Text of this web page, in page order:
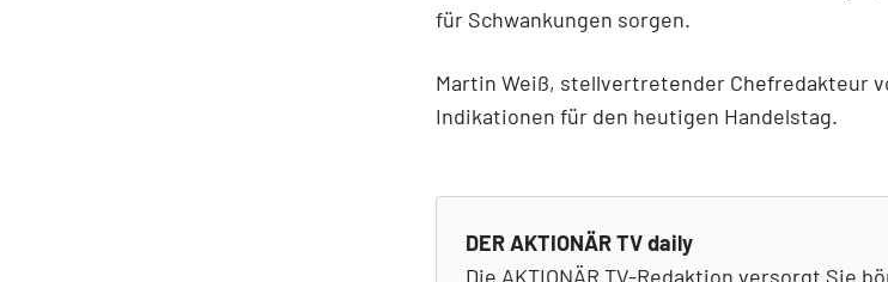
für Schwankungen sorgen.
Martin Weiß, stellvertretender Chefredakteur
Indikationen für den heutigen Handelstag.
DER AKTIONÄR TV daily
Die AKTIONÄR TV-Redaktion versorgt Sie